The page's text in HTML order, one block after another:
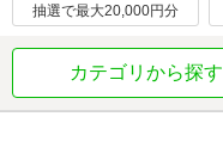
抽選で最大20,000円分
カテゴリから探す